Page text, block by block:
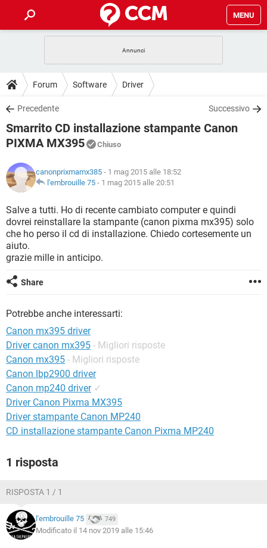
MENU
INTRATTENIMENTO ANDROID
iOS
INSTAGRAM WHATSAPP
TIKTOK
HARDWARE
GUIDE
COVID-19 GAMING
iOS
TIKTOK FACEBOOK
DOWNLOAD
COVID-19 GAMING
INTRATTENIMENTO
iOS WINDOWS 10
INSTAGRAM
TIKTOK FACEBOOK
HARDWARE
FORUM
INTRATTENIMENTO ANDROID
INSTAGRAM WHATSAPP
TIKTOK
HARDWARE
GLOSSARIO
COVID-19
INTRATTENIMENTO ANDROID
iOS WINDOWS 10
INSTAGRAM
Forum Software Driver
Precedente Successivo
Smarrito CD installazione stampante Canon
PIXMA MX395
Chiuso
canonprixmamx385 - 1 mag 2015 alle 18:52
l'embrouille 75 - 1 mag 2015 alle 20:51
Salve a tutti. Ho di recente cambiato computer e quindi
dovrei reinstallare la stampante (canon pixma mx395) solo
che ho perso il cd di installazione. Chiedo cortesemente un
aiuto.
grazie mille in anticipo.
Share
Potrebbe anche interessarti:
Canon mx395 driver
Driver canon mx395 - Migliori risposte
Canon mx395 - Migliori risposte
Canon lbp2900 driver
Canon mp240 driver ✓
Driver Canon Pixma MX395
Driver stampante Canon MP240
CD installazione stampante Canon Pixma MP240
1 risposta
RISPOSTA 1 / 1
l'embrouille 75 749
Modificato il 14 nov 2019 alle 15:46